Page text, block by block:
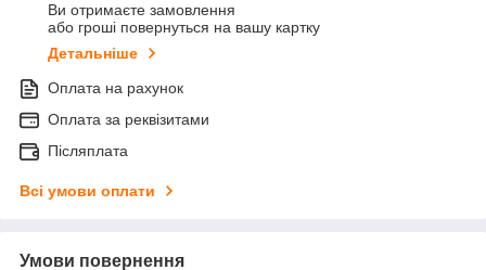
Ви отримаєте замовлення
або гроші повернуться на вашу картку
Детальніше
Оплата на рахунок
Оплата за реквізитами
Післяплата
Всі умови оплати
Умови повернення